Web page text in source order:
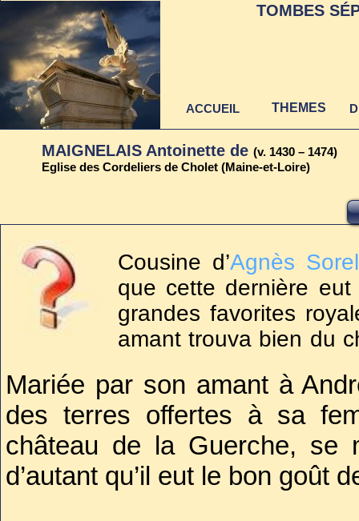
MAIGNELAIS Antoinette de (v. 1430 – 1474)
Eglise des Cordeliers de Cholet (Maine-et-Loire)
Cousine d’Agnès Sorel
que cette dernière
grandes favorites
amant trouva bien du
Comblée de dons, à
sut à merveille
l’entourant d’un
sœur et ses belles-
Mariée par son amant à
des terres offertes à sa
château de la Guerche, se
d’autant qu’il eut le bon goût
au 22 juin 2021
TOMBES
ACCUEIL THEMES